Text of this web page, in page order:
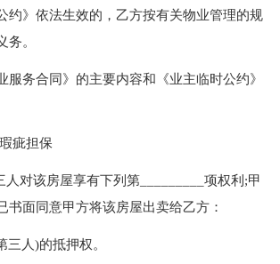
约》依法生效的，乙方按有关物业管理的规
务。
务合同》的主要内容和《业主临时公约》
疵担保
对该房屋享有下列第_________项权利;甲
书面同意甲方将该房屋出卖给乙方：
人)的抵押权。